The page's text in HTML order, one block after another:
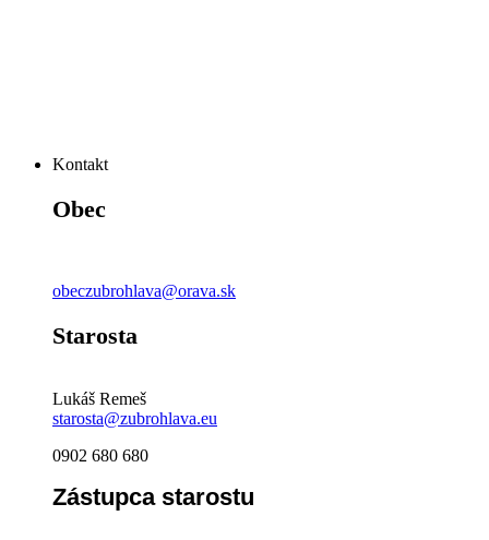
Kontakt
Obec
obeczubrohlava@orava.sk
Starosta
Lukáš Remeš
starosta@zubrohlava.eu
0902 680 680
Zástupca starostu